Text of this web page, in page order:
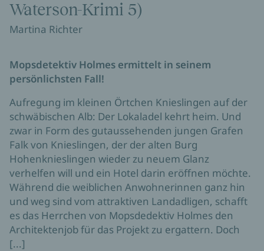
Waterson-Krimi 5)
Martina Richter
Mopsdetektiv Holmes ermittelt in seinem
persönlichsten Fall!
Aufregung im kleinen Örtchen Knieslingen auf der
schwäbischen Alb: Der Lokaladel kehrt heim. Und
zwar in Form des gutaussehenden jungen Grafen
Falk von Knieslingen, der der alten Burg
Hohenknieslingen wieder zu neuem Glanz
verhelfen will und ein Hotel darin eröffnen möchte.
Während die weiblichen Anwohnerinnen ganz hin
und weg sind vom attraktiven Landadligen, schafft
es das Herrchen von Mopsdedektiv Holmes den
Architektenjob für das Projekt zu ergattern. Doch
[...]